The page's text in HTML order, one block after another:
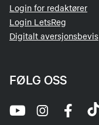
Login for redaktører
Login LetsReg
Digitalt aversjonsbevis
FØLG OSS